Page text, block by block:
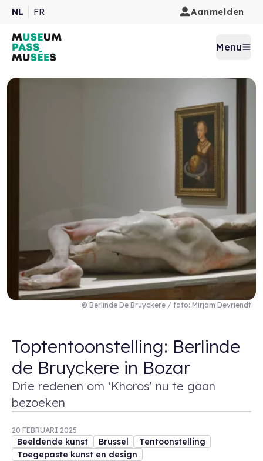
NL FR Aanmelden
Menu
© Berlinde De Bruyckere / foto: Mirjam Devriendt
Toptentoonstelling: Berlinde
de Bruyckere in Bozar
Drie redenen om ‘Khoros’ nu te gaan
bezoeken
20 FEBRUARI 2025
Beeldende kunst Brussel
Tentoonstelling
Toegepaste kunst en design